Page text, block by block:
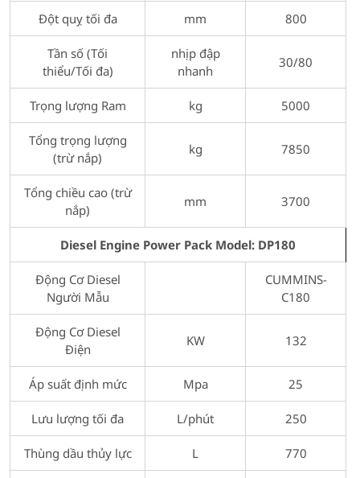
Đột quỵ tối đa mm 800
Tần số (Tối
thiểu/Tối đa)
nhịp đập
nhanh
30/80
Trọng lượng Ram kg 5000
Tổng trọng lượng
(trừ nắp)
kg 7850
Tổng chiều cao (trừ
nắp)
mm 3700
Diesel Engine Power Pack Model: DP180
Động Cơ Diesel
Người Mẫu
CUMMINS-
C180
Động Cơ Diesel
Điện
KW 132
Áp suất định mức Mpa 25
Lưu lượng tối đa L/phút 250
Thùng dầu thủy lực L 770